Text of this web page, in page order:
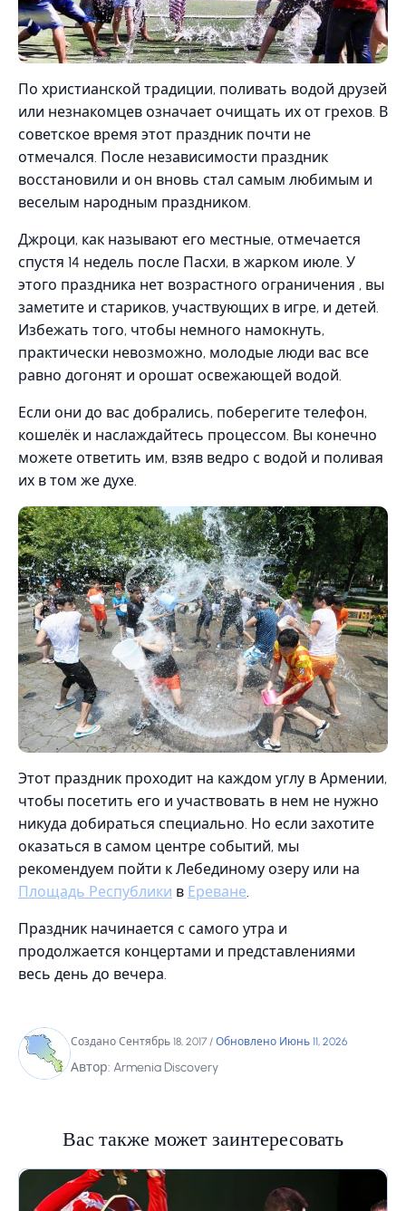
По христианской традиции, поливать водой друзей
или незнакомцев означает очищать их от грехов. В
советское время этот праздник почти не
отмечался. После независимости праздник
восстановили и он вновь стал самым любимым и
веселым народным праздником.
Джроци, как называют его местные, отмечается
спустя 14 недель после Пасхи, в жарком июле. У
этого праздника нет возрастного ограничения , вы
заметите и стариков, участвующих в игре, и детей.
Избежать того, чтобы немного намокнуть,
практически невозможно, молодые люди вас все
равно догонят и орошат освежающей водой.
Если они до вас добрались, поберегите телефон,
кошелёк и наслаждайтесь процессом. Вы конечно
можете ответить им, взяв ведро с водой и поливая
их в том же духе.
Этот праздник проходит на каждом углу в Армении,
чтобы посетить его и участвовать в нем не нужно
никуда добираться специально. Но если захотите
оказаться в самом центре событий, мы
рекомендуем пойти к Лебединому озеру или на
Площадь Республики в Ереване.
Праздник начинается с самого утра и
продолжается концертами и представлениями
весь день до вечера.
Создано Сентябрь 18, 2017 / Обновлено Июнь 11, 2026
Автор: Armenia Discovery
Вас также может заинтересовать